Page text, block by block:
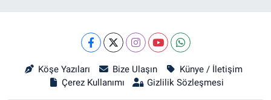
Köşe Yazıları Bize Ulaşın
Künye / İletişim
Çerez Kullanımı
Gizlilik Sözleşmesi